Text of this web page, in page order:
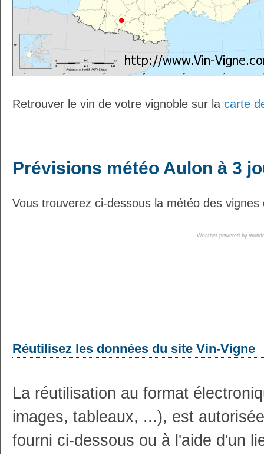
Retrouver le vin de votre vignoble sur la carte
Prévisions météo Aulon à 3
Vous trouverez ci-dessous la météo des vignes
Weather powered by
Réutilisez les données du site Vin-Vigne
La réutilisation au format
images, tableaux, ...), est
fourni ci-dessous ou à l'aide d'un